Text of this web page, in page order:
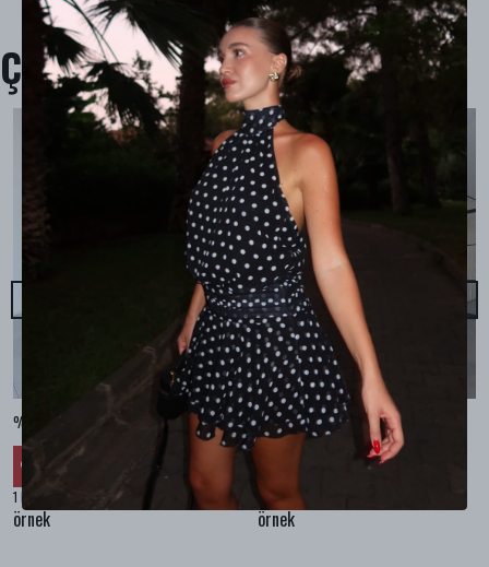
Çok Satanlar
%100 KETEN CEPLİ ŞALVAR PANTOLON - Bej
%
₺ 2,299.99
1 Renk 4 Beden
örnek
%100 KETEN SALAŞ GÖMLEK - Bej
₺ 2,099.99
₺ 1,469.99
1 Renk 4 Beden
örnek